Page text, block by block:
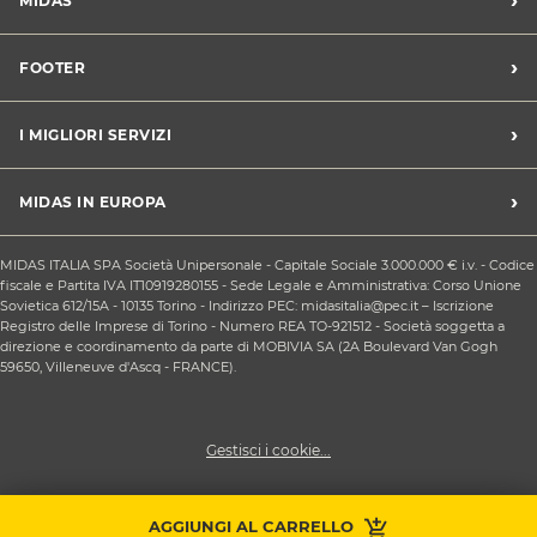
AGGIUNGI AL CARRELLO
Blog dell'automobilista
Lavora con noi
Chi siamo
FOOTER ›
Apri un centro in franchising
CONDIZIONI PROMOZIONI
Sconti Convenzioni
Privacy policy
Condizioni Generali di Vendita
Contattaci
Responsabilità sociale d'impresa
Cookie Policy
I MIGLIORI SERVIZI ›
Revisione
Cambio gomme stagionale
Cinghia di distribuzione
Ricarica clima
Sostituzione batteria
Sostituzione ammortizzatori
MIDAS IN EUROPA ›
Midas Spagna
Midas Belgio
Midas Portogallo
MIDAS ITALIA SPA Società Unipersonale - Capitale Sociale 3.000.000 € i.v. - Codice
fiscale e Partita IVA IT10919280155 - Sede Legale e Amministrativa: Corso Unione
Sovietica 612/15A - 10135 Torino - Indirizzo PEC: midasitalia@pec.it – Iscrizione
Registro delle Imprese di Torino - Numero REA TO-921512 - Società soggetta a
direzione e coordinamento da parte di MOBIVIA SA (2A Boulevard Van Gogh
59650, Villeneuve d'Ascq - FRANCE).
Gestisci i cookie...